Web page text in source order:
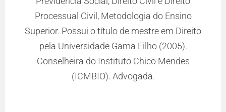
Processual Civil, Metodologia do Ensino
Superior. Possui o título de mestre em Direito
pela Universidade Gama Filho (2005).
Conselheira do Instituto Chico Mendes
(ICMBIO). Advogada.